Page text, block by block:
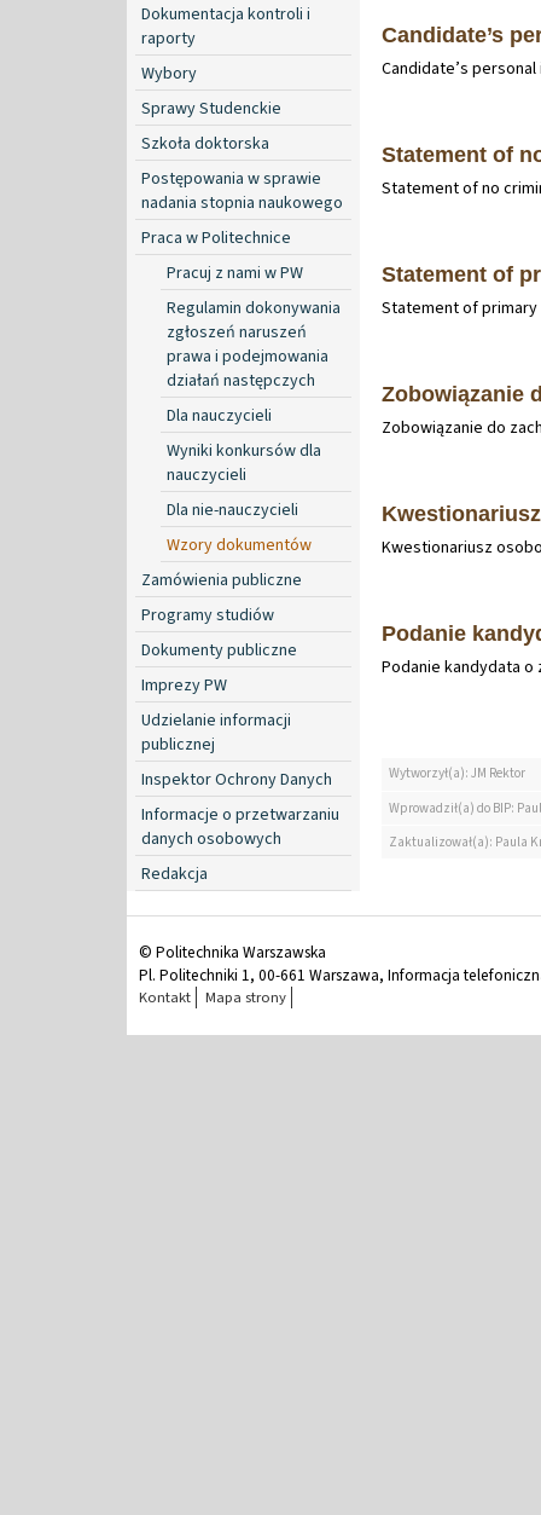
Dokumentacja kontroli i
raporty
Wybory
Sprawy Studenckie
Szkoła doktorska
Postępowania w sprawie
nadania stopnia naukowego
Praca w Politechnice
Pracuj z nami w PW
Regulamin dokonywania
zgłoszeń naruszeń
prawa i podejmowania
działań następczych
Dla nauczycieli
Wyniki konkursów dla
nauczycieli
Dla nie-nauczycieli
Wzory dokumentów
Zamówienia publiczne
Programy studiów
Dokumenty publiczne
Imprezy PW
Udzielanie informacji
publicznej
Inspektor Ochrony Danych
Informacje o przetwarzaniu
danych osobowych
Redakcja
Candidate’s
Candidate’s
Statement of
Statement of no
Statement of
Statement of
Zobowiązanie
Zobowiązanie do
Kwestionariusz
Podanie
Podanie kandydata o
Wytworzył(a): JM Rektor
Wprowadził(a) do BIP:
Zaktualizował(a): Paula
© Politechnika Warszawska
Pl. Politechniki 1, 00-661 Warszawa, Informacja
Kontakt Mapa strony